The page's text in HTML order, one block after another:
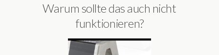
Warum sollte das auch nicht
funktionieren?